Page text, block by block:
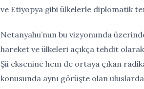
ve Etiyopya gibi ülkelerle diplomatik
Netanyahu’nun bu vizyonunda
hareket ve ülkeleri açıkça tehdit
Şii eksenine hem de ortaya çıkan
konusunda aynı görüşte olan